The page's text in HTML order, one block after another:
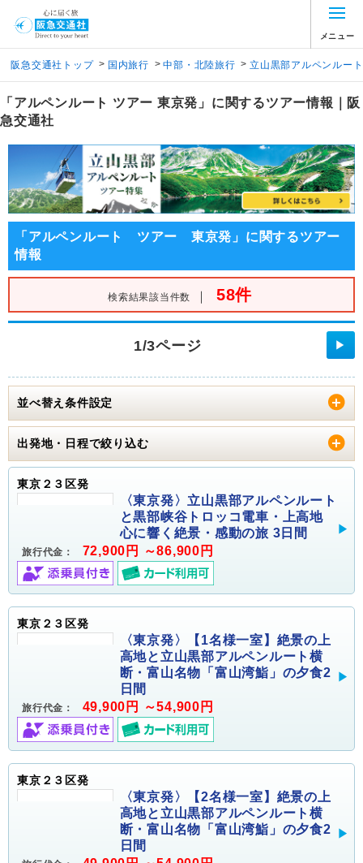
メニュー
阪急交通社トップ > 国内旅行 > 中部・北陸旅行 > 立山黒部アルペンルート
「アルペンルート ツアー 東京発」に関するツアー情報｜阪
急交通社
「アルペンルート ツアー 東京発」に関するツアー
情報
検索結果該当件数 ｜ 58件
1/3ページ ▶
並べ替え条件設定
出発地・日程で絞り込む
東京２３区発
〈東京発〉立山黒部アルペンルート
と黒部峡谷トロッコ電車・上高地
心に響く絶景・感動の旅 3日間
旅行代金： 72,900円 ～86,900円
東京２３区発
〈東京発〉【1名様一室】絶景の上
高地と立山黒部アルペンルート横
断・富山名物「富山湾鮨」の夕食2
日間
旅行代金： 49,900円 ～54,900円
東京２３区発
〈東京発〉【2名様一室】絶景の上
高地と立山黒部アルペンルート横
断・富山名物「富山湾鮨」の夕食2
日間